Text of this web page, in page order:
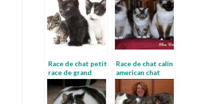
Race de chat petit
race de grand
chat maine coon
Race de chat calin
american chat